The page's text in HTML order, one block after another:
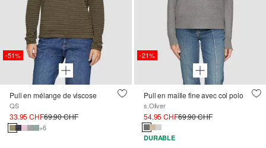
-51%
Pull en mélange de viscose
QS
33.95 CHF69.90 CHF
+6
-21%
Pull en maille fine avec col polo
s.Oliver
54.95 CHF69.90 CHF
DURABLE